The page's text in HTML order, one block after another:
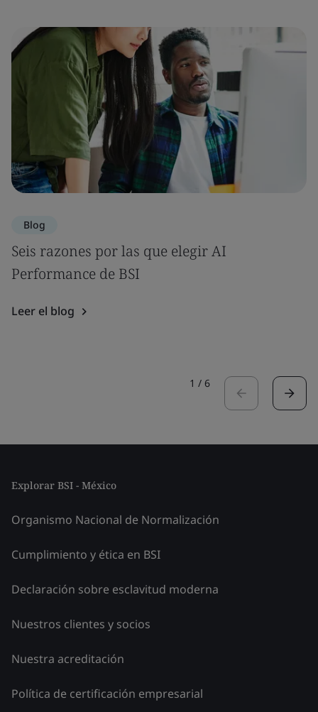
Blog
Seis razones por las que elegir AI
Performance de BSI
Leer el blog
1 / 6
Explorar BSI - México
Organismo Nacional de Normalización
Cumplimiento y ética en BSI
Declaración sobre esclavitud moderna
Nuestros clientes y socios
Nuestra acreditación
Política de certificación empresarial